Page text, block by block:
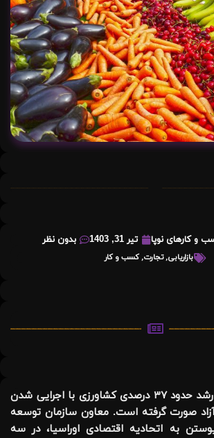
و کارهای نوپا تیر 31, 1403 بدون نظر
بازاریابی,تجارت,کسب و کار
رشد حدود ۳۷ درصدی کشاورزی با اجرایی شدن
صورت گرفته است. معاون سازمان توسعه
به اتحادیه اقتصادی اوراسیا، در سه